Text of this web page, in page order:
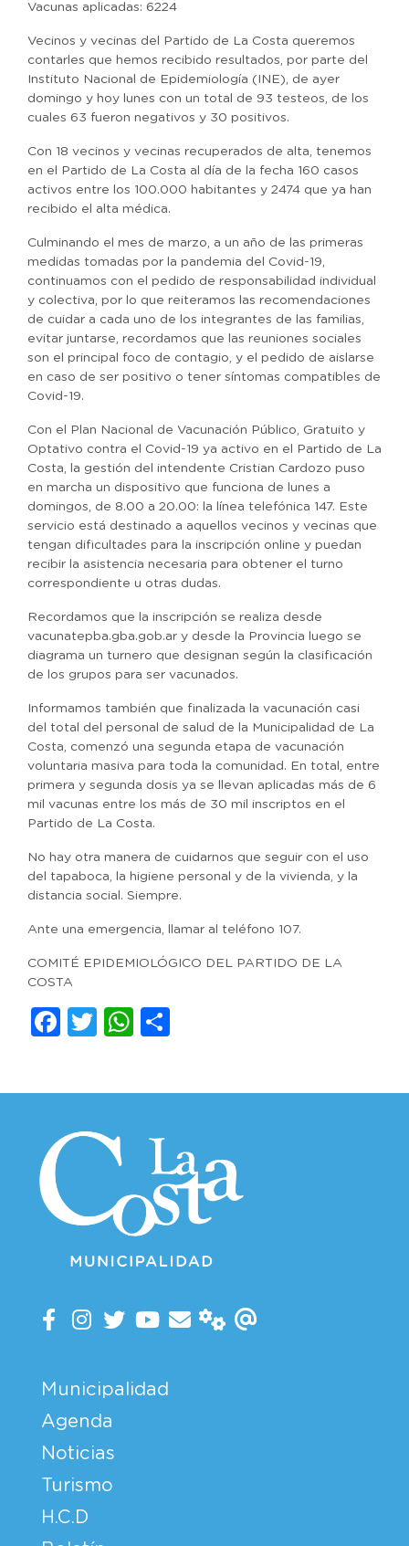
Vacunas aplicadas: 6224
Vecinos y vecinas del Partido de La Costa queremos
contarles que hemos recibido resultados, por parte del
Instituto Nacional de Epidemiología (INE), de ayer
domingo y hoy lunes con un total de 93 testeos, de los
cuales 63 fueron negativos y 30 positivos.
Con 18 vecinos y vecinas recuperados de alta, tenemos
en el Partido de La Costa al día de la fecha 160 casos
activos entre los 100.000 habitantes y 2474 que ya han
recibido el alta médica.
Culminando el mes de marzo, a un año de las primeras
medidas tomadas por la pandemia del Covid-19,
continuamos con el pedido de responsabilidad individual
y colectiva, por lo que reiteramos las recomendaciones
de cuidar a cada uno de los integrantes de las familias,
evitar juntarse, recordamos que las reuniones sociales
son el principal foco de contagio, y el pedido de aislarse
en caso de ser positivo o tener síntomas compatibles de
Covid-19.
Con el Plan Nacional de Vacunación Público, Gratuito y
Optativo contra el Covid-19 ya activo en el Partido de La
Costa, la gestión del intendente Cristian Cardozo puso
en marcha un dispositivo que funciona de lunes a
domingos, de 8.00 a 20.00: la línea telefónica 147. Este
servicio está destinado a aquellos vecinos y vecinas que
tengan dificultades para la inscripción online y puedan
recibir la asistencia necesaria para obtener el turno
correspondiente u otras dudas.
Recordamos que la inscripción se realiza desde
vacunatepba.gba.gob.ar y desde la Provincia luego se
diagrama un turnero que designan según la clasificación
de los grupos para ser vacunados.
Informamos también que finalizada la vacunación casi
del total del personal de salud de la Municipalidad de La
Costa, comenzó una segunda etapa de vacunación
voluntaria masiva para toda la comunidad. En total, entre
primera y segunda dosis ya se llevan aplicadas más de 6
mil vacunas entre los más de 30 mil inscriptos en el
Partido de La Costa.
No hay otra manera de cuidarnos que seguir con el uso
del tapaboca, la higiene personal y de la vivienda, y la
distancia social. Siempre.
Ante una emergencia, llamar al teléfono 107.
COMITÉ EPIDEMIOLÓGICO DEL PARTIDO DE LA
COSTA
Facebook
TwitterWhatsApp
Municipalidad
Agenda
Noticias
Turismo
H.C.D